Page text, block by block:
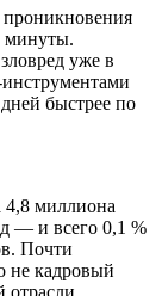
проникновения
минуты.
уже в
быстрее по
4,8 миллиона
— и всего 0,1 %
Почти
не кадровый
отрасли.